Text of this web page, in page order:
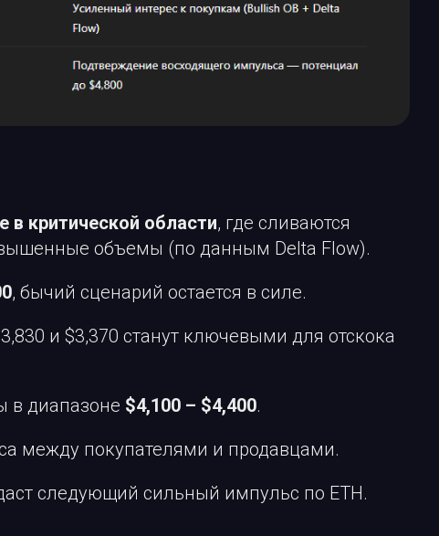
в критической области, где сливаются
объемы (по данным Delta Flow).
, бычий сценарий остается в силе.
и $3,370 станут ключевыми для отскока
в диапазоне $4,100 – $4,400.
между покупателями и продавцами.
следующий сильный импульс по ETH.